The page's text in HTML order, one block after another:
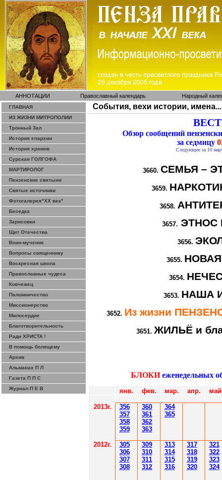
АННОТАЦИИ Православный календарь Народный
ГЛАВНАЯ
ИЗ ЖИЗНИ МИТРОПОЛИИ
Тронный Зал
История епархии
История храмов
Сурская ГОЛГОФА
МАРТИРОЛОГ
Пензенские святыни
Святые источники
Фотогалерея"ХХ век"
Беседка
Зарисовки
Щит Отечества
Воин-мученик
Вопросы священнику
Воскресная школа
Православные чудеса
Ковчежец
Паломничество
Миссионерство
Милосердие
Благотворительность
Ради ХРИСТА !
В помощь болящему
Архив
Альманах П Л
Газета П П С
Журнал П Е В
События, вехи истории, имена...
Обзор сообщений
за седмицу
Следующее за 10
3660. СЕМЬЯ –
3659.
3658.
3657. ЭТНОС
3656.
3655.
3654.
3653. НАША
3652. Из жизни
3651. ЖИЛЬЁ и
БЛОКИ еженедельных
янв. фев. мар. апр.
2013г.
356
357
358
359
360
361
362
363
364
365
2012г. 305
306
307
308
309
310
311
312
313
314
315
316
317
318
319
320
321
322
323
324